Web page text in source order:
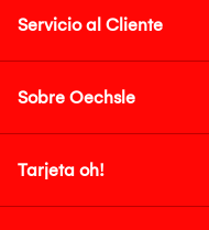
Servicio al Cliente
Sobre Oechsle
Tarjeta oh!